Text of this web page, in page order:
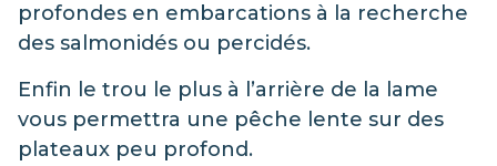
profondes en embarcations à la recherche
des salmonidés ou percidés.
Enfin le trou le plus à l’arrière de la lame
vous permettra une pêche lente sur des
plateaux peu profond.